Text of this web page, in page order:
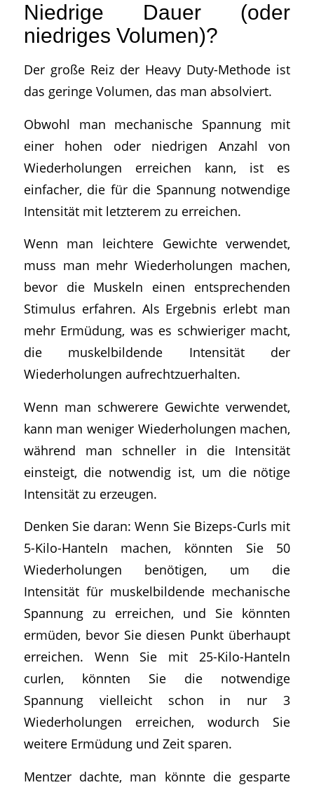
Niedrige Dauer (oder
niedriges Volumen)?
Der große Reiz der Heavy Duty-Methode ist
das geringe Volumen, das man absolviert.
Obwohl man mechanische Spannung mit
einer hohen oder niedrigen Anzahl von
Wiederholungen erreichen kann, ist es
einfacher, die für die Spannung notwendige
Intensität mit letzterem zu erreichen.
Wenn man leichtere Gewichte verwendet,
muss man mehr Wiederholungen machen,
bevor die Muskeln einen entsprechenden
Stimulus erfahren. Als Ergebnis erlebt man
mehr Ermüdung, was es schwieriger macht,
die muskelbildende Intensität der
Wiederholungen aufrechtzuerhalten.
Wenn man schwerere Gewichte verwendet,
kann man weniger Wiederholungen machen,
während man schneller in die Intensität
einsteigt, die notwendig ist, um die nötige
Intensität zu erzeugen.
Denken Sie daran: Wenn Sie Bizeps-Curls mit
5-Kilo-Hanteln machen, könnten Sie 50
Wiederholungen benötigen, um die
Intensität für muskelbildende mechanische
Spannung zu erreichen, und Sie könnten
ermüden, bevor Sie diesen Punkt überhaupt
erreichen. Wenn Sie mit 25-Kilo-Hanteln
curlen, könnten Sie die notwendige
Spannung vielleicht schon in nur 3
Wiederholungen erreichen, wodurch Sie
weitere Ermüdung und Zeit sparen.
Mentzer dachte, man könnte die gesparte